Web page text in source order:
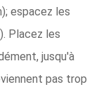
espacez les
Placez les
jusqu'à
pas trop